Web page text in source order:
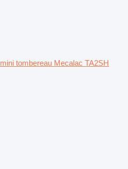
mini tombereau Mecalac TA2SH